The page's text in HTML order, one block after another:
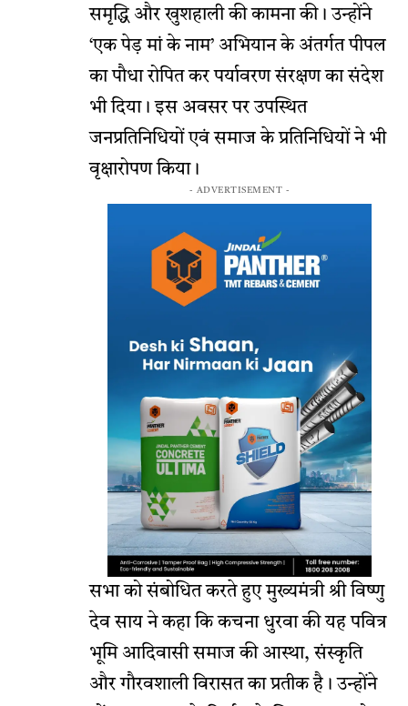
समृद्धि और खुशहाली की कामना की। उन्होंने
‘एक पेड़ मां के नाम’ अभियान के अंतर्गत पीपल
का पौधा रोपित कर पर्यावरण संरक्षण का संदेश
भी दिया। इस अवसर पर उपस्थित
जनप्रतिनिधियों एवं समाज के प्रतिनिधियों ने भी
वृक्षारोपण किया।
- ADVERTISEMENT -
सभा को संबोधित करते हुए मुख्यमंत्री श्री विष्णु
देव साय ने कहा कि कचना धुरवा की यह पवित्र
भूमि आदिवासी समाज की आस्था, संस्कृति
और गौरवशाली विरासत का प्रतीक है। उन्होंने